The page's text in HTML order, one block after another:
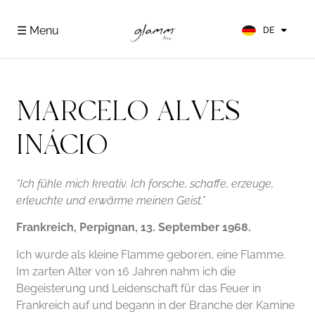
☰ Menu DE
ES
MARCELO ALVES
INÁCIO
“Ich fühle mich kreativ. Ich forsche, schaffe, erzeuge,
erleuchte und erwärme meinen Geist.”
Frankreich, Perpignan, 13. September 1968.
Ich wurde als kleine Flamme geboren, eine Flamme.
Im zarten Alter von 16 Jahren nahm ich die
Begeisterung und Leidenschaft für das Feuer in
Frankreich auf und begann in der Branche der Kamine